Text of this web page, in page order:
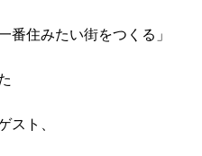
住みたい街をつくる」
スト、